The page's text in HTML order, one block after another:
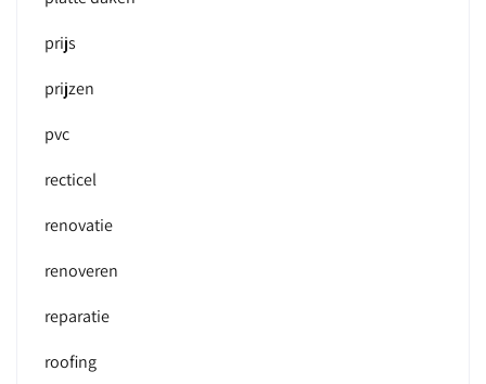
prijs
prijzen
pvc
recticel
renovatie
renoveren
reparatie
roofing